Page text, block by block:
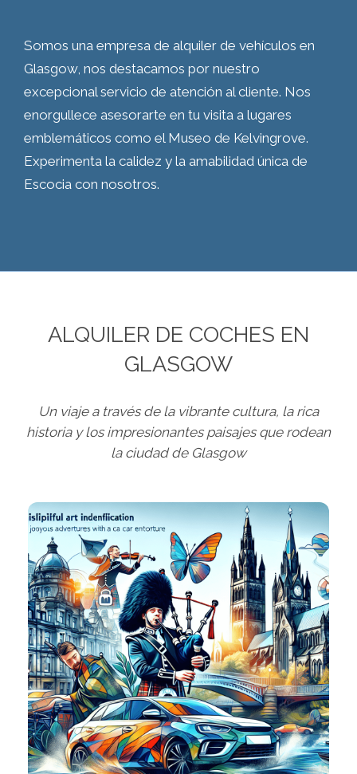
Somos una empresa de alquiler de vehículos en
Glasgow, nos destacamos por nuestro
excepcional servicio de atención al cliente. Nos
enorgullece asesorarte en tu visita a lugares
emblemáticos como el Museo de Kelvingrove.
Experimenta la calidez y la amabilidad única de
Escocia con nosotros.
ALQUILER DE COCHES EN
GLASGOW
Un viaje a través de la vibrante cultura, la rica
historia y los impresionantes paisajes que rodean
la ciudad de Glasgow